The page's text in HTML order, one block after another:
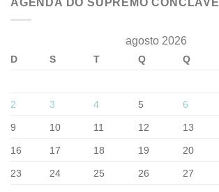
AGENDA DO SUPREMO CONCLAVE
agosto 2026
D S T Q Q
2 3 4 5 6
9 10 11 12 13
16 17 18 19 20
23 24 25 26 27